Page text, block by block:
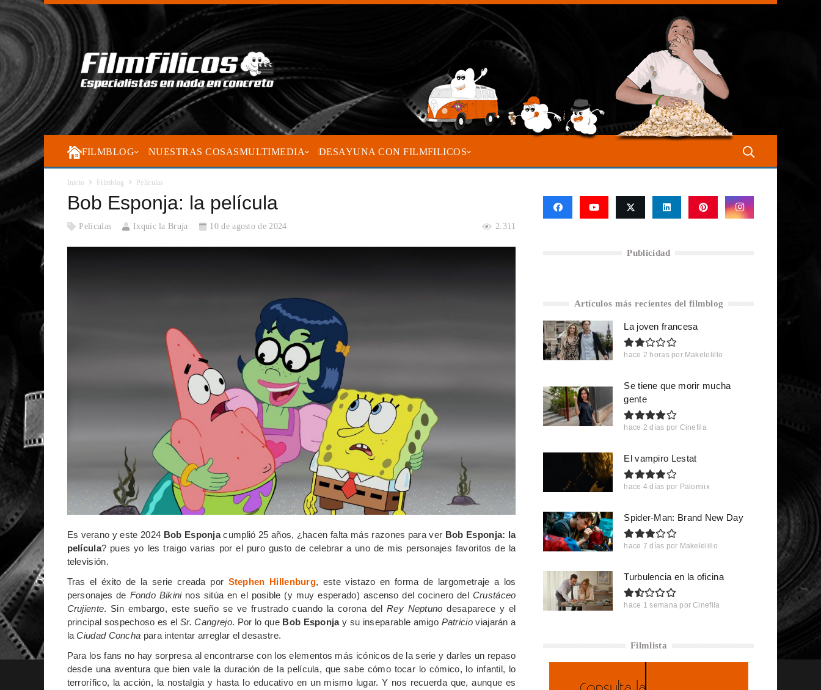
FILMBLOG NUESTRAS COSASMULTIMEDIA DESAYUNA CON FILMFILICOS
Inicio Filmblog Películas
Bob Esponja: la película
Películas Ixquic la Bruja 10 de agosto de 2024 2.311
Es verano y este 2024 Bob Esponjacumplió 25 años, ¿hacen falta más razones para ver Bob Esponja: la
película? pues yo les traigo varias por el puro gusto de celebrar a uno de mis personajes favoritos de la
televisión.
Tras el éxito de la serie creada por Stephen Hillenburg, este vistazo en forma de largometraje a los
personajes de Fondo Bikininos sitúa en el posible (y muy esperado) ascenso del cocinero del Crustáceo
Crujiente. Sin embargo, este sueño se ve frustrado cuando la corona delRey Neptuno desaparece y el
principal sospechoso es elSr. Cangrejo. Por lo que Bob Esponjay su inseparable amigo Patricioviajarán a
laCiudad Concha para intentar arreglar el desastre.
Para los fans no hay sorpresa al encontrarse con los elementos más icónicos de la serie y darles un repaso
desde una aventura que bien vale la duración de la película, que sabe cómo tocar lo cómico, lo infantil, lo
terrorífico, la acción, la nostalgia y hasta lo educativo en un mismo lugar. Y nos recuerda que, aunque es
Publicidad
Artículos más recientes del filmblog
La joven francesa
hace 2 horas por Makelelillo
Se tiene que morir mucha
gente
hace 2 días por Cinefila
El vampiro Lestat
hace 4 días por Palomiix
Spider-Man: Brand New Day
hace 7 días por Makelelillo
Turbulencia en la oficina
hace 1 semana por Cinefila
Filmlista